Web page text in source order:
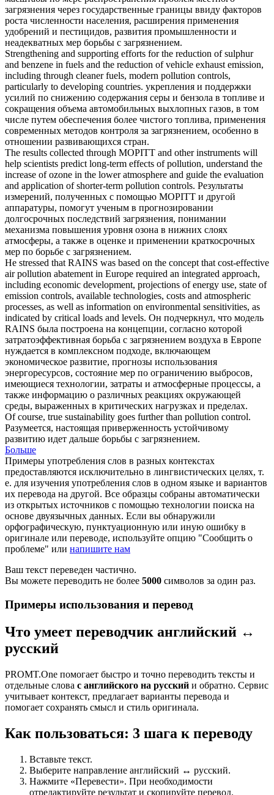
загрязнения через государственные границы ввиду факторов
роста численности населения, расширения применения
удобрений и пестицидов, развития промышленности и
неадекватных мер борьбы с загрязнением.
Strengthening and supporting efforts for the reduction of sulphur
and benzene in fuels and the reduction of vehicle exhaust emission,
including through cleaner fuels, modern pollution controls,
particularly to developing countries. укрепления и поддержки
усилий по снижению содержания серы и бензола в топливе и
сокращения объема автомобильных выхлопных газов, в том
числе путем обеспечения более чистого топлива, применения
современных методов контроля за загрязнением, особенно в
отношении развивающихся стран.
The results collected through MOPITT and other instruments will
help scientists predict long-term effects of pollution, understand the
increase of ozone in the lower atmosphere and guide the evaluation
and application of shorter-term pollution controls. Результаты
измерений, полученных с помощью MOPITT и другой
аппаратуры, помогут ученым в прогнозировании
долгосрочных последствий загрязнения, понимании
механизма повышения уровня озона в нижних слоях
атмосферы, а также в оценке и применении краткосрочных
мер по борьбе с загрязнением.
He stressed that RAINS was based on the concept that cost-effective
airpollution abatement in Europe required an integrated approach,
including economic development, projections of energy use, state of
emission controls, available technologies, costs and atmospheric
processes, as well as information on environmental sensitivities, as
indicated by critical loads and levels. Он подчеркнул, что модель
RAINS была построена на концепции, согласно которой
затратоэффективная борьба с загрязнением воздуха в Европе
нуждается в комплексном подходе, включающем
экономическое развитие, прогнозы использования
энергоресурсов, состояние мер по ограничению выбросов,
имеющиеся технологии, затраты и атмосферные процессы, а
также информацию о различных реакциях окружающей
среды, выраженных в критических нагрузках и пределах.
Of course, true sustainability goes further than pollution control.
Разумеется, настоящая приверженность устойчивому
развитию идет дальше борьбы с загрязнением.
Больше
Примеры употребления слов в разных контекстах
предоставляются исключительно в лингвистических целях, т.
е. для изучения употребления слов в одном языке и вариантов
их перевода на другой. Все образцы собраны автоматически
из открытых источников с помощью технологии поиска на
основе двуязычных данных. Если вы обнаружили
орфографическую, пунктуационную или иную ошибку в
оригинале или переводе, используйте опцию "Сообщить о
проблеме" или напишите нам
Ваш текст переведен частично.
Вы можете переводить не более 5000 символов за один раз.
Примеры использования и перевод
Что умеет переводчик английский ↔
русский
PROMT.One помогает быстро и точно переводить тексты и
отдельные слова с английского на русский и обратно. Сервис
учитывает контекст, предлагает варианты перевода и
помогает сохранять смысл и стиль оригинала.
Как пользоваться: 3 шага к переводу
Вставьте текст.
Выберите направление английский ↔ русский.
Нажмите «Перевести». При необходимости
отредактируйте результат и скопируйте перевод.